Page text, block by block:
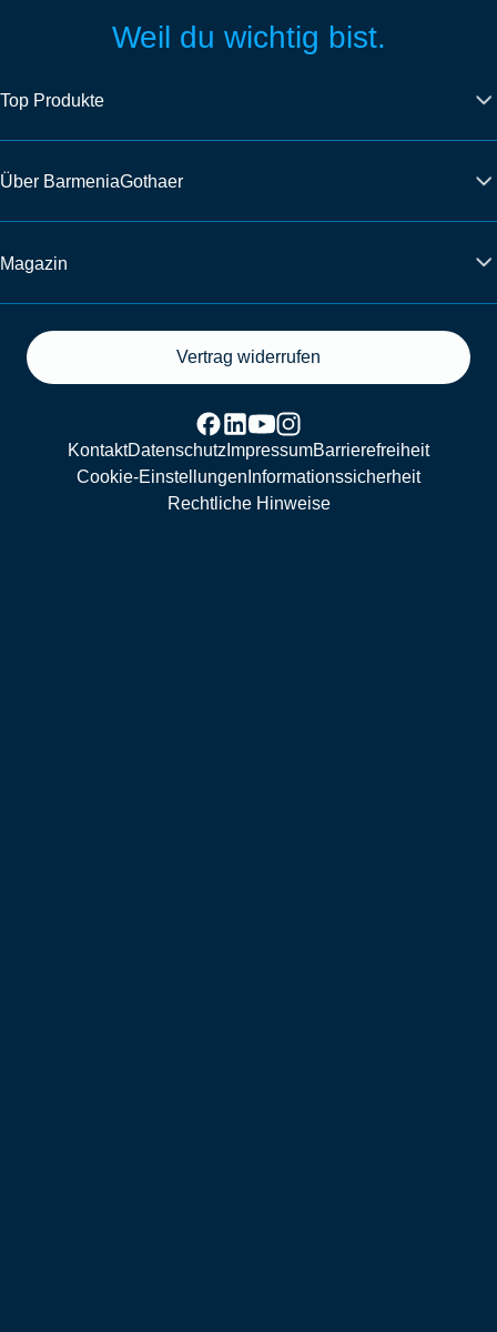
Weil du wichtig bist.
Top Produkte
Über BarmeniaGothaer
Magazin
Vertrag widerrufen
KontaktDatenschutz ImpressumBarrierefreiheit
Cookie-Einstellungen Informationssicherheit
Rechtliche Hinweise